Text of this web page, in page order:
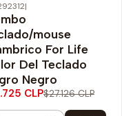
OFF|
mouse
For Life
Del Teclado
Negro
CLP$27.126 CLP